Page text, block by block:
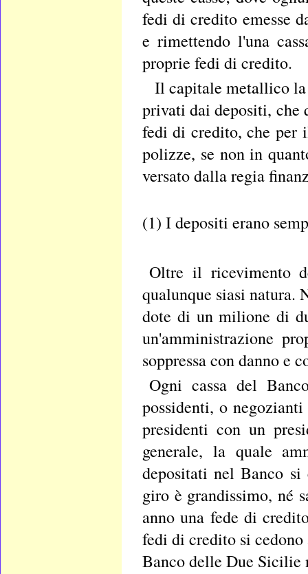
fedi di credito emesse
e rimettendo l'una
proprie fedi di credito.
Il capitale metallico la
privati dai depositi, che
fedi di credito, che per
polizze, se non in
versato dalla regia
(1) I depositi erano
Oltre il ricevimento
qualunque siasi natura.
dote di un milione di
un'amministrazione
soppressa con danno e
Ogni cassa del
possidenti, o
presidenti con un
generale, la quale
depositati nel Banco
giro è grandissimo, né
anno una fede di
fedi di credito si
Banco delle Due Sicilie